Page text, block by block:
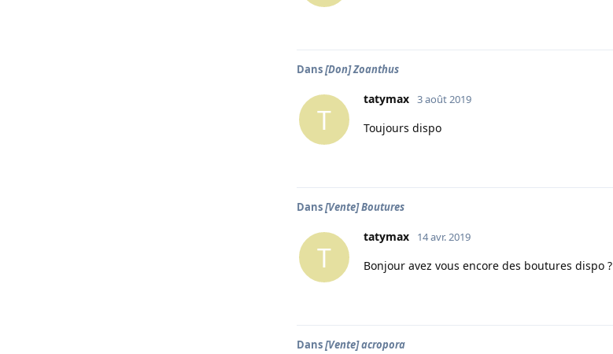
Dans[Don] Zoanthus
T
tatymax 3 août 2019
Toujours dispo
Dans[Vente] Boutures
T
tatymax 14 avr. 2019
Bonjour avez vous encore des boutures dispo ?
Dans[Vente] acropora